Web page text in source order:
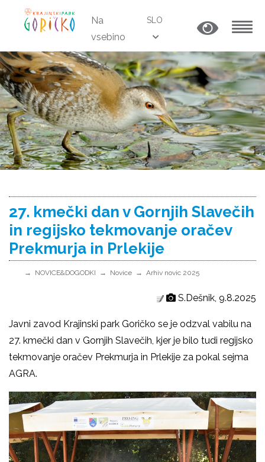
Na
vsebino
SLO
27. kmečki dan v Gornjih Slavečih
in regijsko tekmovanje oračev
Prekmurja in Prlekije
NOVICE&DOGODKI Novice Arhiv novic 2025
S.Dešnik, 9.8.2025
Javni zavod Krajinski park Goričko se je odzval vabilu na
27. kmečki dan v Gornjih Slavečih, kjer je bilo tudi regijsko
tekmovanje oračev Prekmurja in Prlekije za pokal sejma
AGRA.